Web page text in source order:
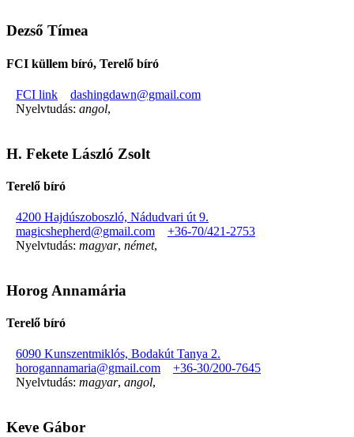
Dezső Tímea
FCI küllem bíró, Terelő bíró
FCI link
dashingdawn@gmail.com
Nyelvtudás: angol,
H. Fekete László Zsolt
Terelő bíró
4200 Hajdúszoboszló, Nádudvari út 9.
magicshepherd@gmail.com
+36-70/421-2753
Nyelvtudás: magyar, német,
Horog Annamária
Terelő bíró
6090 Kunszentmiklós, Bodakút Tanya 2.
horogannamaria@gmail.com
+36-30/200-7645
Nyelvtudás: magyar, angol,
Keve Gábor